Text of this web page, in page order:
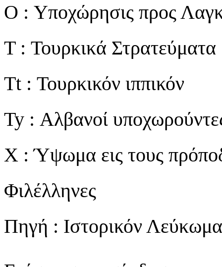
O : Υποχώρησις προς
T : Τουρκικά Στρατεύματα
Tt : Τουρκικόν ιππικόν
Ty : Αλβανοί
X : Ύψωμα εις τους
Φιλέλληνες
Πηγή : Ιστορικόν